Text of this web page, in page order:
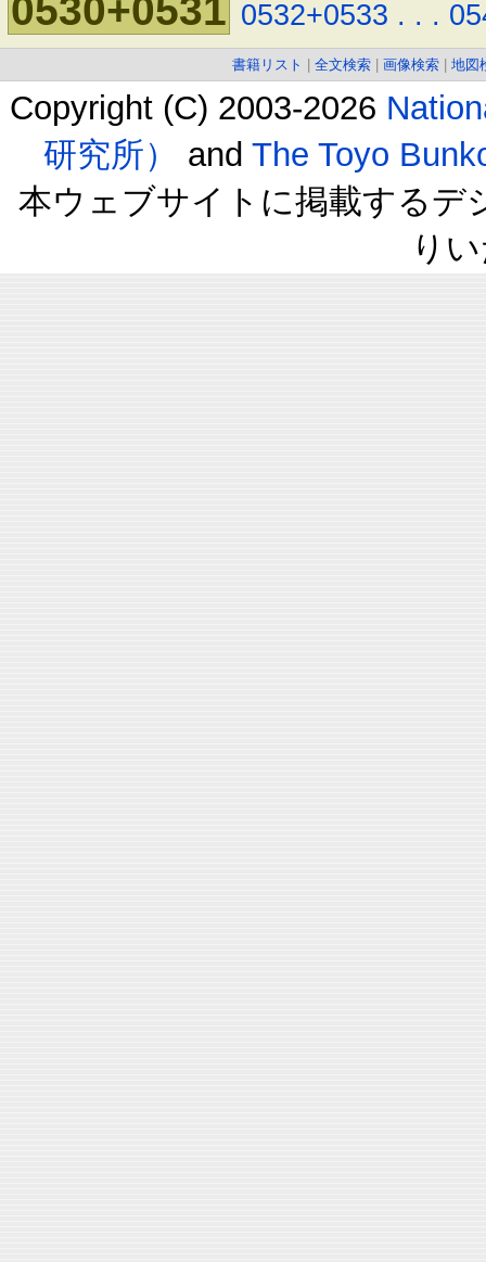
0530+0531 0532+0533 . . .
書籍リスト 全文検索 画像検索 地図
Copyright (C) 2003-2026
研究所）
and The Toyo
本ウェブサイトに掲載するデ
り